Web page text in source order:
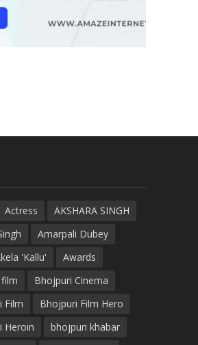
Actress
AKSHARA SINGH
Amarpali Dubey
'Kallu'
Awards
Bhojpuri Cinema
Film
Bhojpuri Film Hero
Heroin
bhojpuri khabar